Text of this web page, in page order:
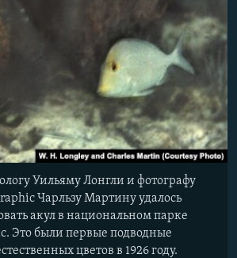
Уильяму Лонгли и фотографу
Чарльзу Мартину удалось
акул в национальном парке
Это были первые подводные
цветов в 1926 году.